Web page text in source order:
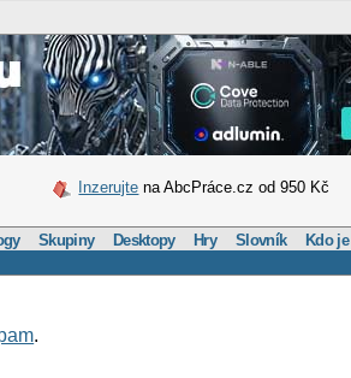
Inzerujte na AbcPráce.cz od 950 Kč
Skupiny Desktopy Hry Slovník Kdo je
.